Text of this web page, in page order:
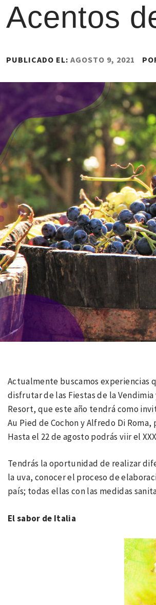
Acentos
PUBLICADO EL: AGOSTO 9, 2021
Actualmente buscamos experiencias
disfrutar de las Fiestas de la
Resort, que este año tendrá como
Au Pied de Cochon y Alfredo Di
Hasta el 22 de agosto podrás viir el
Tendrás la oportunidad de realizar
la uva, conocer el proceso de
país; todas ellas con las medidas
El sabor de Italia